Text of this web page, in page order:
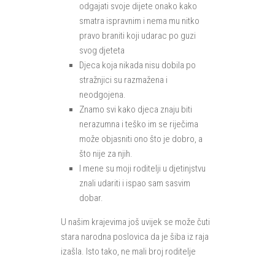
odgajati svoje dijete onako kako
smatra ispravnim i nema mu nitko
pravo braniti koji udarac po guzi
svog djeteta
Djeca koja nikada nisu dobila po
stražnjici su razmažena i
neodgojena.
Znamo svi kako djeca znaju biti
nerazumna i teško im se riječima
može objasniti ono što je dobro, a
što nije za njih.
I mene su moji roditelji u djetinjstvu
znali udariti i ispao sam sasvim
dobar.
U našim krajevima još uvijek se može čuti
stara narodna poslovica da je šiba iz raja
izašla. Isto tako, ne mali broj roditelje